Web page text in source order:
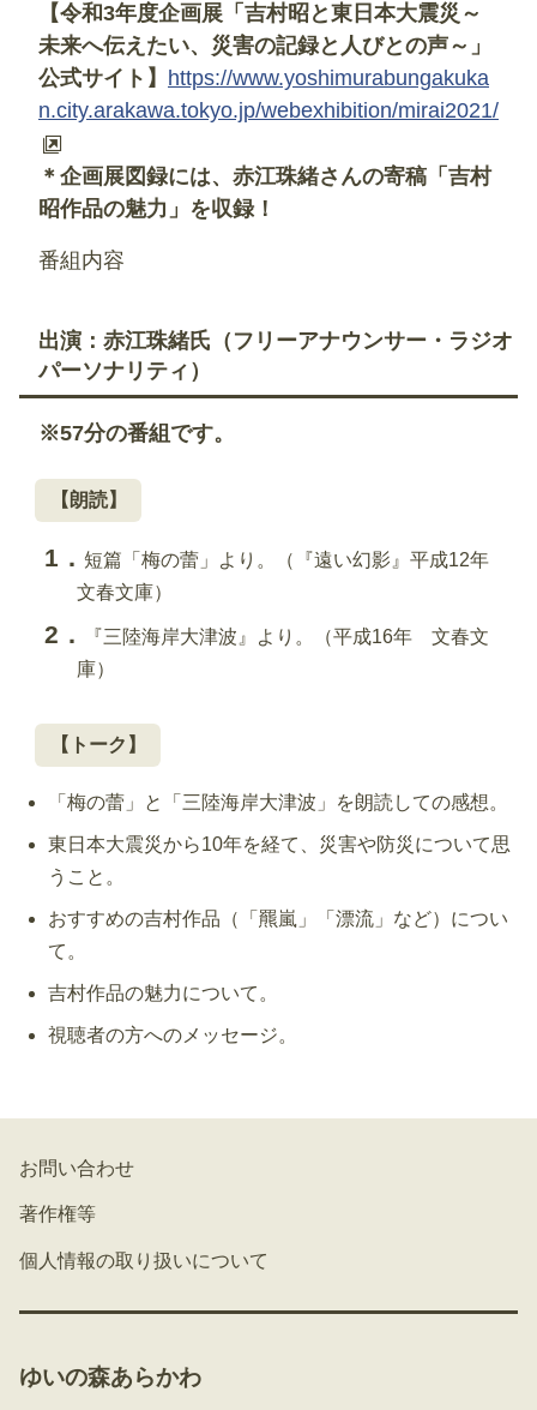
【令和3年度企画展「吉村昭と東日本大震災～
未来へ伝えたい、災害の記録と人びとの声～」
公式サイト】 https://www.yoshimurabungakuka
n.city.arakawa.tokyo.jp/webexhibition/mirai2021/
＊企画展図録には、赤江珠緒さんの寄稿「吉村
昭作品の魅力」を収録！
番組内容
出演：赤江珠緒氏（フリーアナウンサー・ラジオ
パーソナリティ）
※57分の番組です。
【朗読】
短篇「梅の蕾」より。（『遠い幻影』平成12年
文春文庫）
『三陸海岸大津波』より。（平成16年 文春文
庫）
【トーク】
「梅の蕾」と「三陸海岸大津波」を朗読しての感想。
東日本大震災から10年を経て、災害や防災について思
うこと。
おすすめの吉村作品（「羆嵐」「漂流」など）につい
て。
吉村作品の魅力について。
視聴者の方へのメッセージ。
お問い合わせ
著作権等
個人情報の取り扱いについて
ゆいの森あらかわ